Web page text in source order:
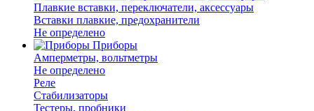
Плавкие вставки, переключатели, аксессуары
Вставки плавкие, предохранители
Не определено
Приборы
Амперметры, вольтметры
Не определено
Реле
Стабилизаторы
Тестеры, пробники